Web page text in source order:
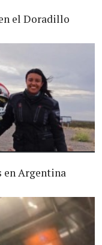
el Doradillo
en Argentina